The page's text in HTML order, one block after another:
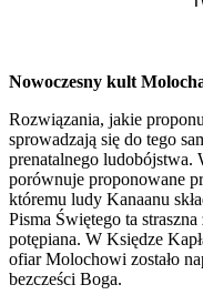
Nowoczesny kult
Rozwiązania, jakie
sprowadzają się do tego
prenatalnego ludobójstwa.
porównuje proponowane
któremu ludy Kanaanu
Pisma Świętego ta
potępiana. W Księdze
ofiar Molochowi zostało
bezcześci Boga.